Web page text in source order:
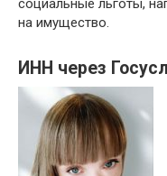
социальные льготы,
на имущество.
ИНН через